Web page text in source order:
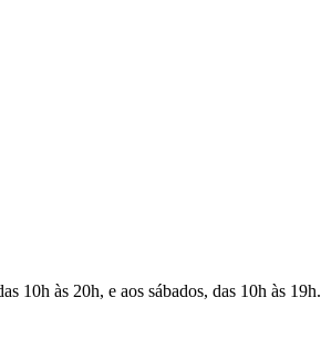
10h às 20h, e aos sábados, das 10h às 19h.